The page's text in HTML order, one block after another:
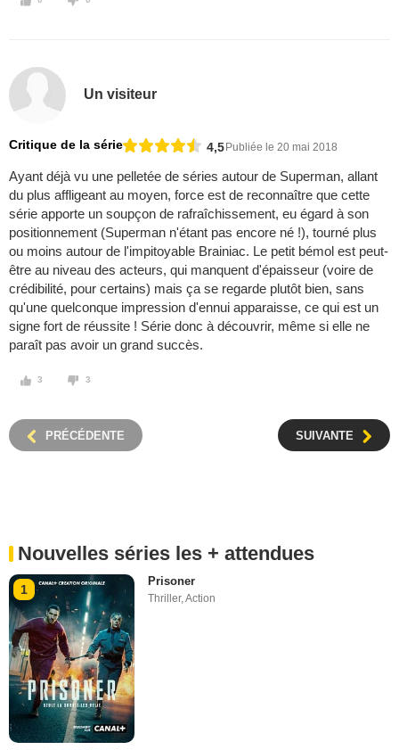
Un visiteur
Critique de la série 4,5 Publiée le 20 mai 2018
Ayant déjà vu une pelletée de séries autour de Superman, allant
du plus affligeant au moyen, force est de reconnaître que cette
série apporte un soupçon de rafraîchissement, eu égard à son
positionnement (Superman n'étant pas encore né !), tourné plus
ou moins autour de l'impitoyable Brainiac. Le petit bémol est peut-
être au niveau des acteurs, qui manquent d'épaisseur (voire de
crédibilité, pour certains) mais ça se regarde plutôt bien, sans
qu'une quelconque impression d'ennui apparaisse, ce qui est un
signe fort de réussite ! Série donc à découvrir, même si elle ne
paraît pas avoir un grand succès.
3 3
PRÉCÉDENTE SUIVANTE
Nouvelles séries les + attendues
1
Prisoner
Thriller,Action